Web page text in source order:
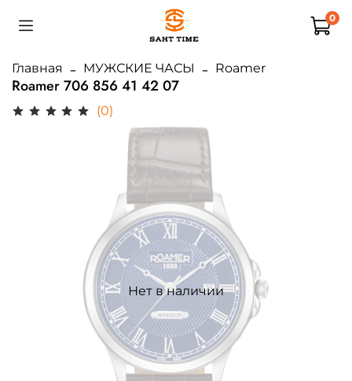
0
Главная МУЖСКИЕ ЧАСЫ Roamer
Roamer 706 856 41 42 07
(0)
Нет в наличии